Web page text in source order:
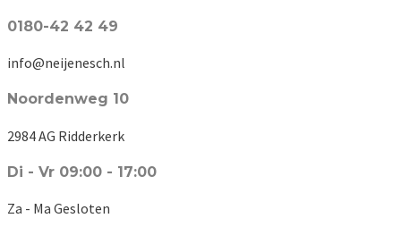
0180-42 42 49
info@neijenesch.nl
Noordenweg 10
2984 AG Ridderkerk
Di - Vr 09:00 - 17:00
Za - Ma Gesloten